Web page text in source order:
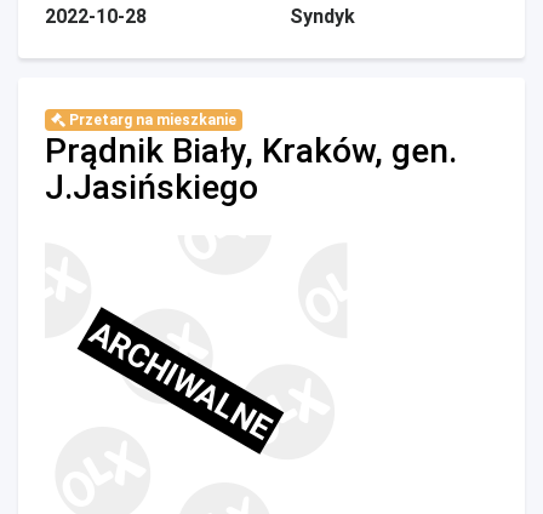
2022-10-28
Syndyk
Przetarg na mieszkanie
Prądnik Biały, Kraków, gen.
J.Jasińskiego
ARCHIWALNE